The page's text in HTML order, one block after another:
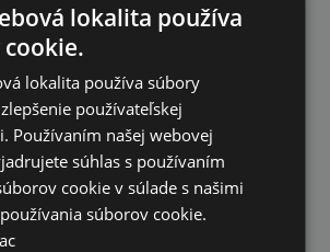
od 200€ vrátane DPH.
VLASTNÝ SKLAD
držíme priamo skladom
lokalita používa
lokalita používa súbory
používateľskej
Používaním našej webovej
súhlas s používaním
cookie v súlade s našimi
súborov cookie.